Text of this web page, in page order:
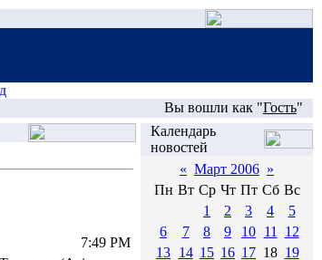
Вы вошли как "Гость"
7:49 PM
Календарь
новостей
« Март 2006 »
Пн Вт Ср Чт Пт Сб Вс
1
2 3 4
5
6
7 8 9 10 11
12
13 14 15 16 17 18 19